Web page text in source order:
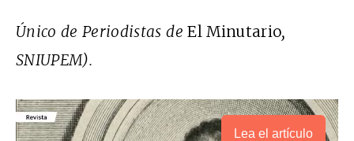
Único de Periodistas de El Minutario,
SNIUPEM).
Lea el artículo